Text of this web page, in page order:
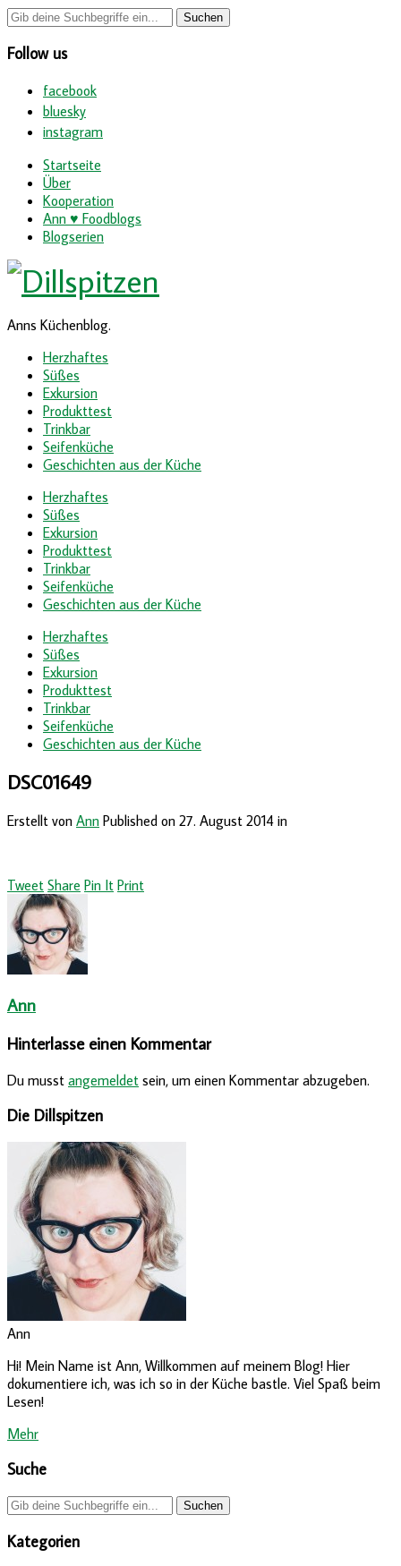
Follow us
facebook
bluesky
instagram
Startseite
Über
Kooperation
Ann ♥ Foodblogs
Blogserien
Anns Küchenblog.
Herzhaftes
Süßes
Exkursion
Produkttest
Trinkbar
Seifenküche
Geschichten aus der Küche
Herzhaftes
Süßes
Exkursion
Produkttest
Trinkbar
Seifenküche
Geschichten aus der Küche
Herzhaftes
Süßes
Exkursion
Produkttest
Trinkbar
Seifenküche
Geschichten aus der Küche
DSC01649
Erstellt von Ann Published on 27. August 2014 in
Tweet Share Pin It Print
Ann
Hinterlasse einen Kommentar
Du musst angemeldet sein, um einen Kommentar abzugeben.
Die Dillspitzen
Ann
Hi! Mein Name ist Ann, Willkommen auf meinem Blog! Hier
dokumentiere ich, was ich so in der Küche bastle. Viel Spaß beim
Lesen!
Mehr
Suche
Kategorien